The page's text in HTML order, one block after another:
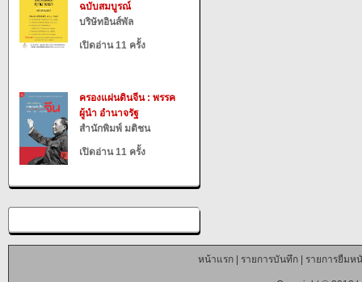
ฉบับสมบูรณ์
บริษัทอินส์พัล
เปิดอ่าน 11 ครั้ง
ครองแผ่นดินจีน : พรรค
ผู้นำ อำนาจรัฐ
สำนักพิมพ์ มติชน
เปิดอ่าน 11 ครั้ง
หน้าแรก| รายการบันทึก| รายการยืมห